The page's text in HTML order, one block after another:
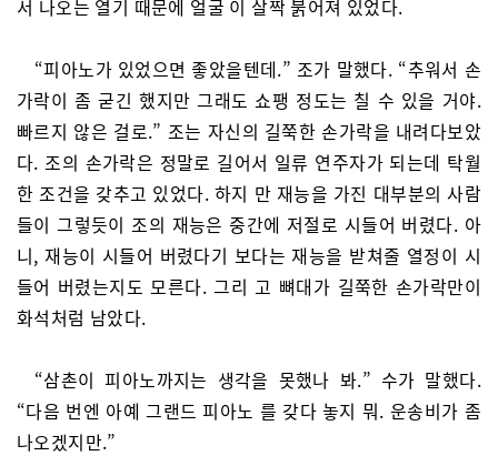
서 나오는 열기 때문에 얼굴 이 살짝 붉어져 있었다.
“피아노가 있었으면 좋았을텐데.” 조가 말했다. “추워서 손
가락이 좀 굳긴 했지만 그래도 쇼팽 정도는 칠 수 있을 거야.
빠르지 않은 걸로.” 조는 자신의 길쭉한 손가락을 내려다보았
다. 조의 손가락은 정말로 길어서 일류 연주자가 되는데 탁월
한 조건을 갖추고 있었다. 하지 만 재능을 가진 대부분의 사람
들이 그렇듯이 조의 재능은 중간에 저절로 시들어 버렸다. 아
니, 재능이 시들어 버렸다기 보다는 재능을 받쳐줄 열정이 시
들어 버렸는지도 모른다. 그리 고 뼈대가 길쭉한 손가락만이
화석처럼 남았다.
“삼촌이 피아노까지는 생각을 못했나 봐.” 수가 말했다.
“다음 번엔 아예 그랜드 피아노 를 갖다 놓지 뭐. 운송비가 좀
나오겠지만.”